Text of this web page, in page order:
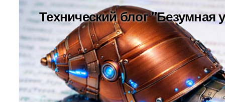
Технический блог "Безумная